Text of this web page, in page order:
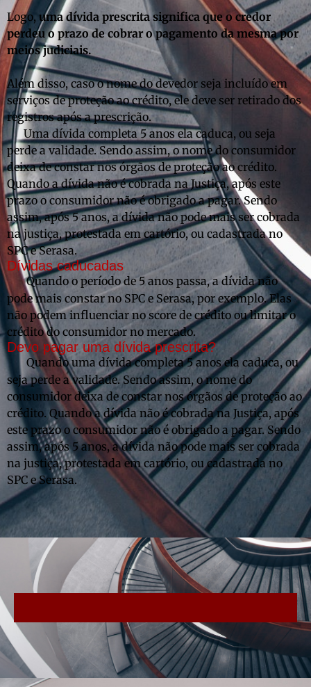
Logo, uma dívida prescrita significa que o credor
perdeu o prazo de cobrar o pagamento da mesma por
meios judiciais.
Além disso, caso o nome do devedor seja incluído em
serviços de proteção ao crédito, ele deve ser retirado dos
registros após a prescrição.
Uma dívida completa 5 anos ela caduca, ou seja
perde a validade. Sendo assim, o nome do consumidor
deixa de constar nos órgãos de proteção ao crédito.
Quando a dívida não é cobrada na Justiça, após este
prazo o consumidor não é obrigado a pagar. Sendo
assim, após 5 anos, a dívida não pode mais ser cobrada
na justiça, protestada em cartório, ou cadastrada no
SPC e Serasa.
Dívidas caducadas
Quando o período de 5 anos passa, a dívida não
pode mais constar no SPC e Serasa, por exemplo. Elas
não podem influenciar no score de crédito ou limitar o
crédito do consumidor no mercado.
Devo pagar uma dívida prescrita?
Quando uma dívida completa 5 anos ela caduca, ou
seja perde a validade. Sendo assim, o nome do
consumidor deixa de constar nos órgãos de proteção ao
crédito. Quando a dívida não é cobrada na Justiça, após
este prazo o consumidor não é obrigado a pagar. Sendo
assim, após 5 anos, a dívida não pode mais ser cobrada
na justiça, protestada em cartório, ou cadastrada no
SPC e Serasa.